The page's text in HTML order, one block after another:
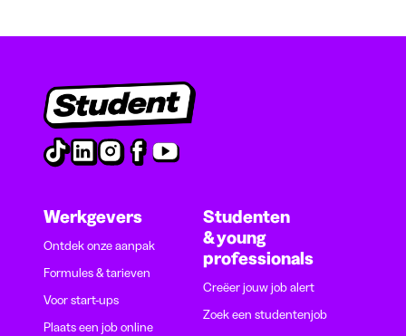
Werkgevers
Ontdek onze aanpak
Formules & tarieven
Voor start-ups
Plaats een job online
Studenten
& young
professionals
Creëer jouw job alert
Zoek een studentenjob